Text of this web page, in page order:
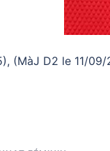
(MàJ D2 le 11/